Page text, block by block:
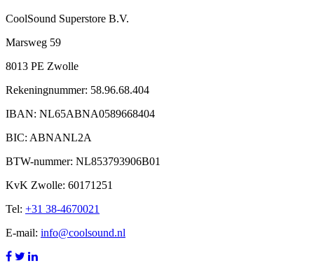
CoolSound Superstore B.V.
Marsweg 59
8013 PE Zwolle
Rekeningnummer: 58.96.68.404
IBAN: NL65ABNA0589668404
BIC: ABNANL2A
BTW-nummer: NL853793906B01
KvK Zwolle: 60171251
Tel: +31 38-4670021
E-mail: info@coolsound.nl